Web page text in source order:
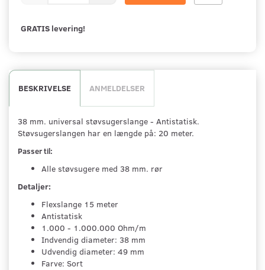
GRATIS levering!
BESKRIVELSE ANMELDELSER
38 mm. universal støvsugerslange - Antistatisk.
Støvsugerslangen har en længde på: 20 meter.
Passer til:
Alle støvsugere med 38 mm. rør
Detaljer:
Flexslange 15 meter
Antistatisk
1.000 - 1.000.000 Ohm/m
Indvendig diameter: 38 mm
Udvendig diameter: 49 mm
Farve: Sort